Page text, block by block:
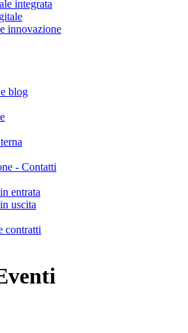
integrata
innovazione
blog
- Contatti
entrata
uscita
contratti